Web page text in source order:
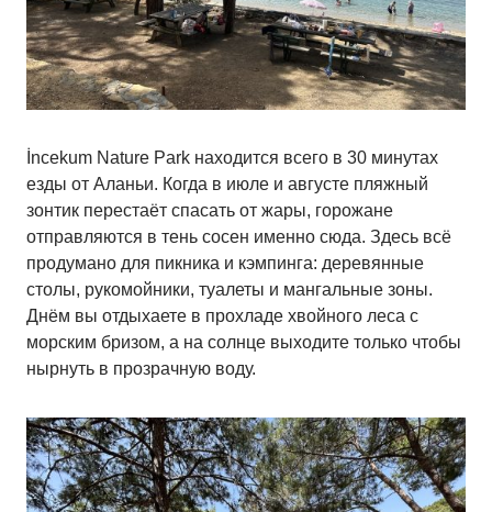
İncekum Nature Park находится всего в 30 минутах
езды от Аланьи. Когда в июле и августе пляжный
зонтик перестаёт спасать от жары, горожане
отправляются в тень сосен именно сюда. Здесь всё
продумано для пикника и кэмпинга: деревянные
столы, рукомойники, туалеты и мангальные зоны.
Днём вы отдыхаете в прохладе хвойного леса с
морским бризом, а на солнце выходите только чтобы
нырнуть в прозрачную воду.